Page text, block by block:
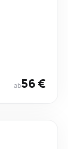
ab56 €